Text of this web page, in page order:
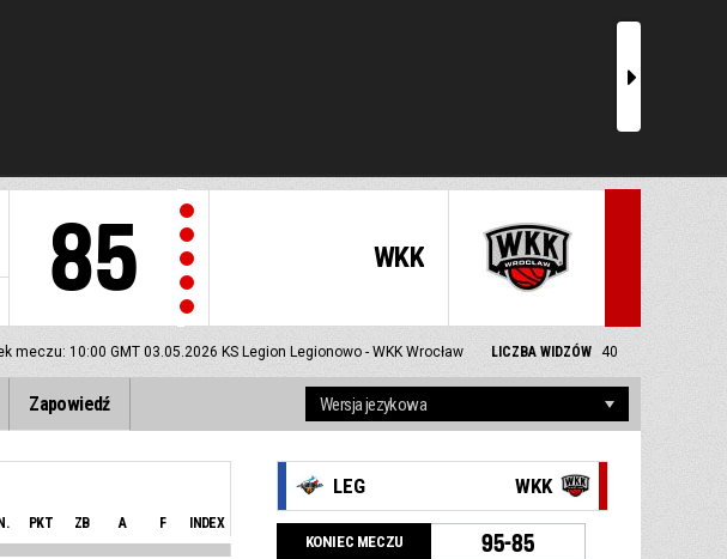
r
WKK
85
meczu: 10:00 GMT 03.05.2026 KS Legion Legionowo - WKK Wrocław LICZBA WIDZÓW 40
Zapowiedź
PKT ZB A F INDEX
LEG WKK
KONIEC MECZU 95-85